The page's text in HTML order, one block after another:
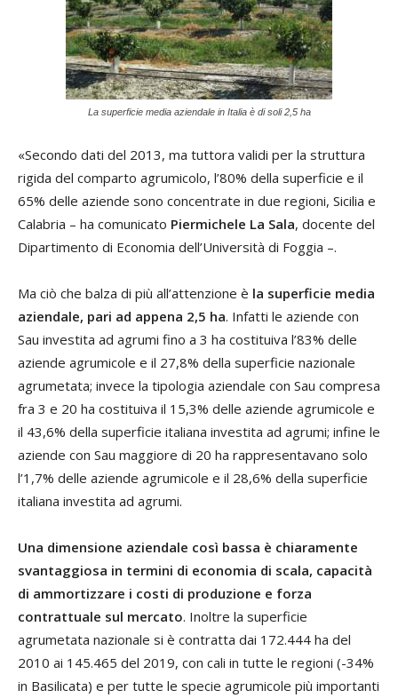
La superficie media aziendale in Italia è di soli 2,5 ha
«Secondo dati del 2013, ma tuttora validi per la struttura
rigida del comparto agrumicolo, l’80% della superficie e il
65% delle aziende sono concentrate in due regioni, Sicilia e
Calabria – ha comunicato Piermichele La Sala, docente del
Dipartimento di Economia dell’Università di Foggia –.
Ma ciò che balza di più all’attenzione è la superficie media
aziendale, pari ad appena 2,5 ha. Infatti le aziende con
Sau investita ad agrumi fino a 3 ha costituiva l’83% delle
aziende agrumicole e il 27,8% della superficie nazionale
agrumetata; invece la tipologia aziendale con Sau compresa
fra 3 e 20 ha costituiva il 15,3% delle aziende agrumicole e
il 43,6% della superficie italiana investita ad agrumi; infine le
aziende con Sau maggiore di 20 ha rappresentavano solo
l’1,7% delle aziende agrumicole e il 28,6% della superficie
italiana investita ad agrumi.
Una dimensione aziendale così bassa è chiaramente
svantaggiosa in termini di economia di scala, capacità
di ammortizzare i costi di produzione e forza
contrattuale sul mercato. Inoltre la superficie
agrumetata nazionale si è contratta dai 172.444 ha del
2010 ai 145.465 del 2019, con cali in tutte le regioni (-34%
in Basilicata) e per tutte le specie agrumicole più importanti